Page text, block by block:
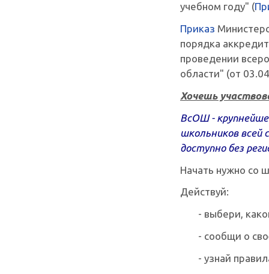
учебном году" (
Приказ
порядка
проведении
области" (от
Хочешь
ВсОШ -
школьников всей
доступно без
Начать нужно со
Действуй:
- выбери,
- сообщи о
- узнай